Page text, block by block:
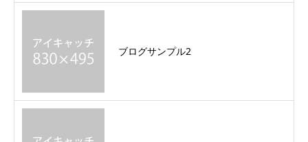
ブログサンプル2